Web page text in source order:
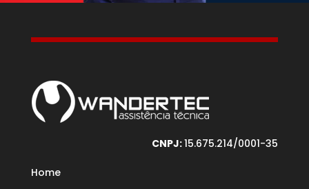
CNPJ:15.675.214/0001-35
Home